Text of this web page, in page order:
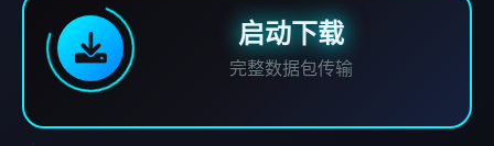
启动下载
完整数据包传输